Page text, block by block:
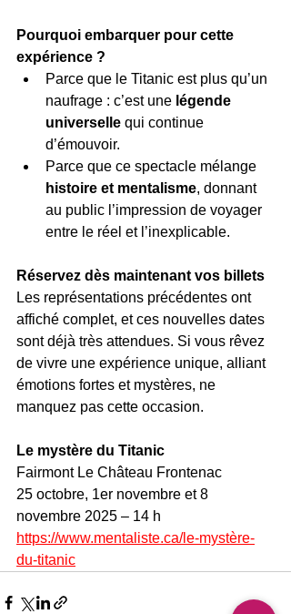
Pourquoi embarquer pour cette
expérience ?
Parce que le Titanic est plus qu’un
naufrage : c’est une légende
universelle qui continue
d’émouvoir.
Parce que ce spectacle mélange
histoire et mentalisme, donnant
au public l’impression de voyager
entre le réel et l’inexplicable.
Réservez dès maintenant vos billets
Les représentations précédentes ont
affiché complet, et ces nouvelles dates
sont déjà très attendues. Si vous rêvez
de vivre une expérience unique, alliant
émotions fortes et mystères, ne
manquez pas cette occasion.
Le mystère du Titanic
Fairmont Le Château Frontenac
25 octobre, 1er novembre et 8
novembre 2025 – 14 h
https://www.mentaliste.ca/le-mystère-
du-titanic